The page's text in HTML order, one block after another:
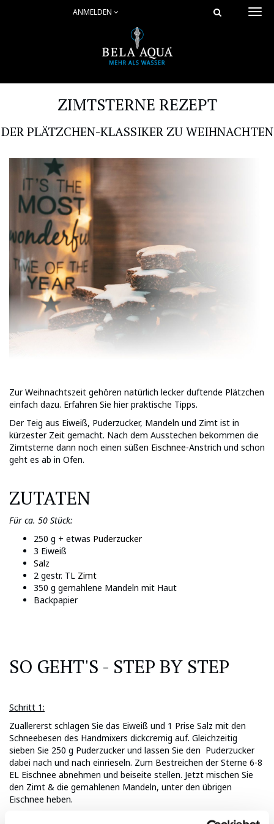
ANMELDEN
ZIMTSTERNE REZEPT
DER PLÄTZCHEN-KLASSIKER ZU WEIHNACHTEN
Zur Weihnachtszeit gehören natürlich lecker duftende Plätzchen
einfach dazu. Erfahren Sie hier praktische Tipps.
Der Teig aus Eiweiß, Puderzucker, Mandeln und Zimt ist in
kürzester Zeit gemacht. Nach dem Ausstechen bekommen die
Zimtsterne dann noch einen süßen Eischnee-Anstrich und schon
geht es ab in Ofen.
ZUTATEN
Für ca. 50 Stück:
250 g + etwas Puderzucker
3 Eiweiß
Salz
2 gestr. TL Zimt
350 g gemahlene Mandeln mit Haut
Backpapier
SO GEHT'S - STEP BY STEP
Schritt 1:
Zuallererst schlagen Sie das Eiweiß und 1 Prise Salz mit den
Schneebesen des Handmixers dickcremig auf. Gleichzeitig
sieben Sie 250 g Puderzucker und lassen Sie den Puderzucker
dabei nach und nach einrieseln. Zum Bestreichen der Sterne 6-8
EL Eischnee abnehmen und beiseite stellen. Jetzt mischen Sie
den Zimt & die gemahlenen Mandeln, unter den übrigen
Eischnee heben.
Sie können den Teig entweder gleich weiter verarbeiten,